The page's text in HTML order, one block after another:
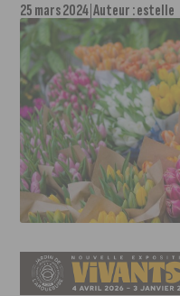
25 mars 2024 Auteur :estelle